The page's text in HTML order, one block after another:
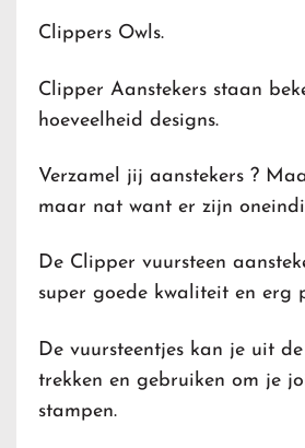
Clippers Owls.
Clipper Aanstekers staan
hoeveelheid designs.
Verzamel jij aanstekers ?
maar nat want er zijn
De Clipper vuursteen
super goede kwaliteit en erg
De vuursteentjes kan je uit
trekken en gebruiken om je
stampen.